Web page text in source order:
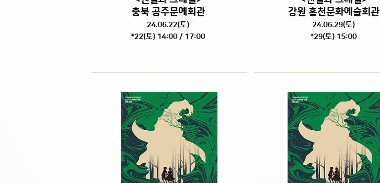
충북 공주문예회관
24.06.22(토)
*22(토) 14:00 / 17:00
강원 홍천문화예술회관
24.06.29(토)
*29(토) 15:00